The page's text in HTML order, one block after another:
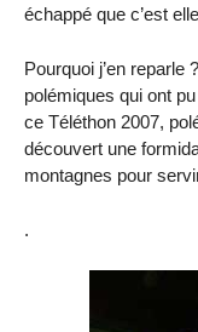
échappé que c’est
Pourquoi j’en reparle
polémiques qui ont
ce Téléthon 2007,
découvert une
montagnes pour
.